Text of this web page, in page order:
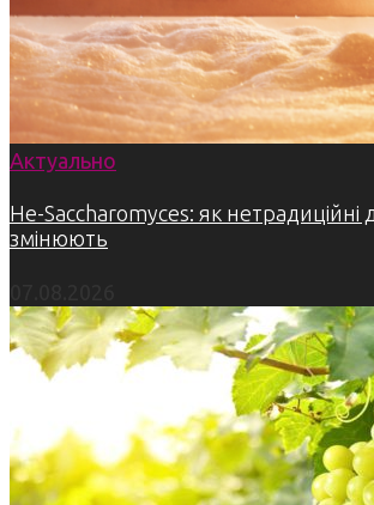
Актуально
Не-Saccharomyces: як нетрадиційні
змінюють